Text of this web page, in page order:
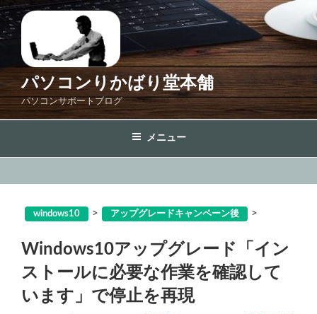
コ
ン
テ
ス
プ
パソコンりかばり堂本舗
パソコンサポートブログ
メニュー
windows10 > アップグレードキャンペーン後 >
Windows10アップグレード「イン
ストールに必要な作業を確認して
います」で停止を再現